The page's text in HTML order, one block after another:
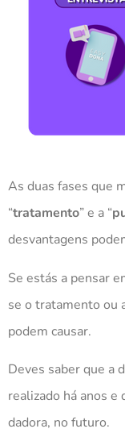
As duas fases que
“tratamento” e a “
desvantagens
Se estás a pensar
se o tratamento ou
podem causar.
Deves saber que a
realizado há anos e
dadora, no futuro.